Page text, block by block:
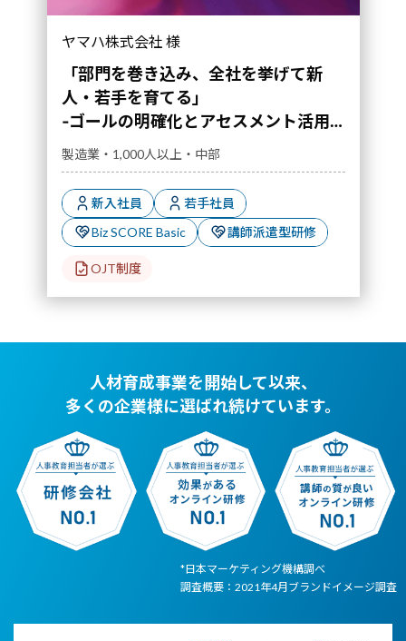
若手育成改革の軌跡‐｜導入事例">
ヤマハ株式会社 様
「部門を巻き込み、全社を挙げて新
人・若手を育てる」
‐ゴールの明確化とアセスメント活用
で実現した若手育成改革の軌跡‐
製造業・1,000人以上・中部
新入社員
若手社員
Biz SCORE Basic
講師派遣型研修
OJT制度
人材育成事業を開始して以来、
多くの企業様に選ばれ続けています。
*日本マーケティング機構調べ
調査概要：2021年4月ブランドイメージ調査